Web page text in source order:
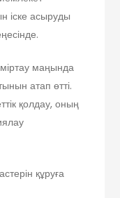
іске асыруды
маңында
атап өтті.
қолдау, оның
құруға